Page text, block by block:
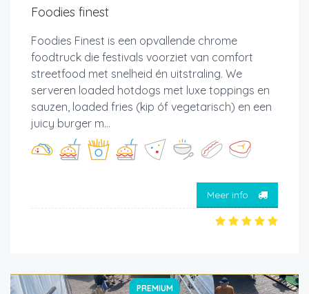
Foodies finest
Foodies Finest is een opvallende chrome
foodtruck die festivals voorziet van comfort
streetfood met snelheid én uitstraling. We
serveren loaded hotdogs met luxe toppings en
sauzen, loaded fries (kip óf vegetarisch) en een
juicy burger m...
Meer info
PREMIUM